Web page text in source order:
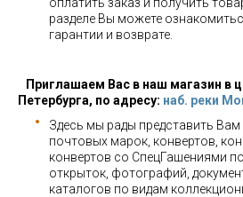
разделе Вы можете
гарантии и возврате.
Приглашаем Вас в наш магазин в
Петербурга, по адресу: наб. реки
Здесь мы рады представить
почтовых марок, конвертов,
конвертов со СпецГашениями
открыток, фотографий,
каталогов по видам